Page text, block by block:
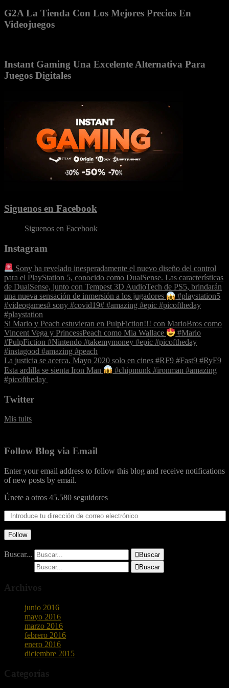
G2A La Tienda Con Los Mejores Precios En
Videojuegos
Instant Gaming Una Excelente Alternativa Para
Juegos Digitales
Siguenos en Facebook
Siguenos en Facebook
Instagram
Sony ha revelado inesperadamente el nuevo diseño del control
para el PlayStation 5, conocido como DualSense. Las características
de DualSense, junto con Tempest 3D AudioTech de PS5, brindarán
una nueva sensación de inmersión a los jugadores
#playstation5
#videogames# sony #covid19# #amazing #epic #picoftheday
#playstation
Si Mario y Peach estuvieran en PulpFiction!!! con MarioBros como
Vincent Vega y PrincessPeach como Mia Wallace
#Mario
#PulpFiction #Nintendo #takemymoney #epic #picoftheday
#instagood #amazing #peach
La justicia se acerca. Mayo 2020 solo en cines #RF9 #Fast9 #RyF9
‪Esta ardilla se sienta Iron Man
#chipmunk #ironman #amazing
#picoftheday ‬
Twitter
Mis tuits
Follow Blog via Email
Enter your email address to follow this blog and receive notifications
of new posts by email.
Únete a otros 45.580 seguidores
Follow
Buscar...  Buscar
 Buscar
Archivos
junio 2016
mayo 2016
marzo 2016
febrero 2016
enero 2016
diciembre 2015
Categorías